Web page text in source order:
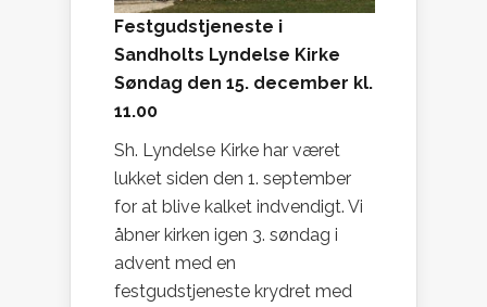
Festgudstjeneste i
Sandholts Lyndelse Kirke
Søndag den 15. december kl.
11.00
Sh. Lyndelse Kirke har været
lukket siden den 1. september
for at blive kalket indvendigt. Vi
åbner kirken igen 3. søndag i
advent med en
festgudstjeneste krydret med